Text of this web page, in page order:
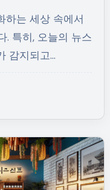
. 특히, 오늘의 뉴스
감지되고…